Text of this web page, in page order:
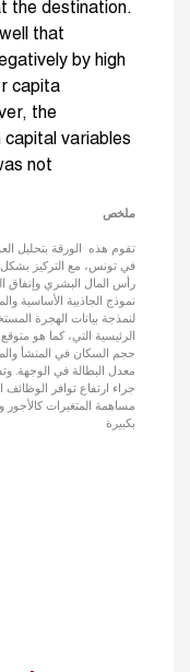
the destination.
that
by high
capita
the
capital variables
not
ملخص
تقوم هذه الورقة بتحليل
في تونس، مع التركيز
رأس المال البشري وإنفاق
نموذج الجاذبية الأساسية
الرئيسية التي، كما هو
حجم السكان في المنشأ
معدل البطالة في الوجهة.
جراء ارتفاع توافر
مساهمة المتغيرات
بكبيرة